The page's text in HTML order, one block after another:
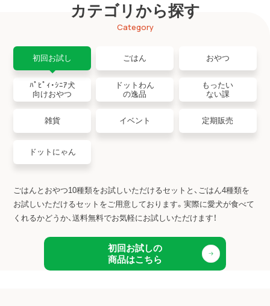
カテゴリから探す
Category
初回お試し ごはん おやつ
ﾊﾟﾋﾟｨ・ｼﾆｱ犬
向けおやつ
ドットわん
の逸品
もったい
ない課
雑貨 イベント 定期販売
ドットにゃん
ごはんとおやつ10種類をお試しいただけるセットと、ごはん4種類を
お試しいただけるセットをご用意しております。実際に愛犬が食べて
くれるかどうか、送料無料でお気軽にお試しいただけます！
初回お試しの
商品はこちら